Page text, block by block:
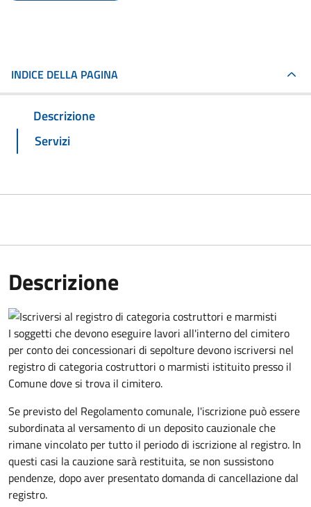
INDICE DELLA PAGINA
Descrizione
Servizi
Descrizione
I soggetti che devono eseguire lavori all'interno del cimitero
per conto dei concessionari di sepolture devono iscriversi nel
registro di categoria costruttori o marmisti istituito presso il
Comune dove si trova il cimitero.
Se previsto del Regolamento comunale, l'iscrizione può essere
subordinata al versamento di un deposito cauzionale che
rimane vincolato per tutto il periodo di iscrizione al registro. In
questi casi la cauzione sarà restituita, se non sussistono
pendenze, dopo aver presentato domanda di cancellazione dal
registro.